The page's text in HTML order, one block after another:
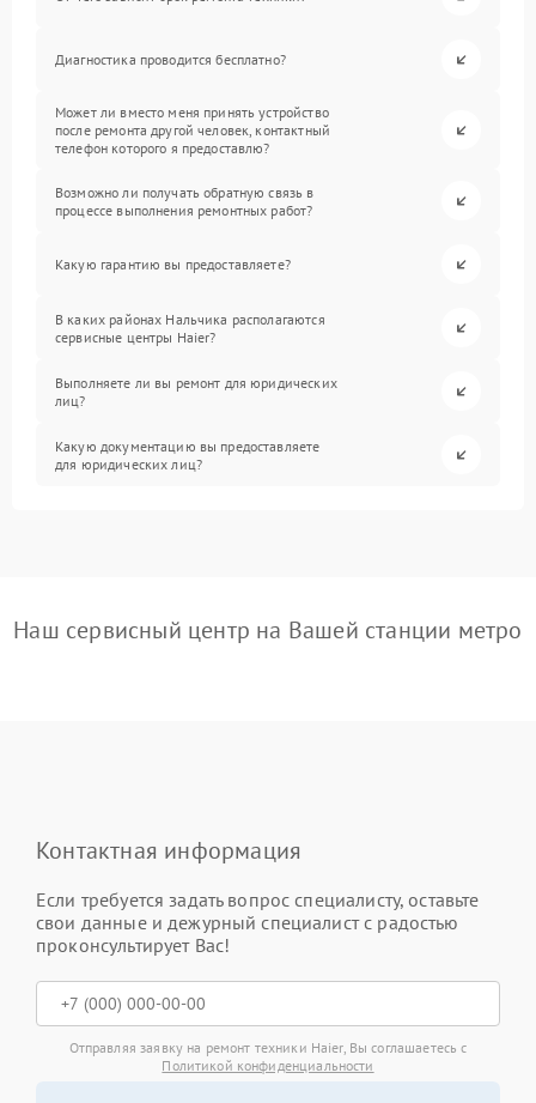
Диагностика проводится бесплатно?
Может ли вместо меня принять устройство
после ремонта другой человек, контактный
телефон которого я предоставлю?
Возможно ли получать обратную связь в
процессе выполнения ремонтных работ?
Какую гарантию вы предоставляете?
В каких районах Нальчика располагаются
сервисные центры Haier?
Выполняете ли вы ремонт для юридических
лиц?
Какую документацию вы предоставляете
для юридических лиц?
Наш сервисный центр на Вашей станции метро
Контактная информация
Если требуется задать вопрос специалисту, оставьте
свои данные и дежурный специалист с радостью
проконсультирует Вас!
Отправляя заявку на ремонт техники Haier, Вы соглашаетесь с
Политикой конфиденциальности